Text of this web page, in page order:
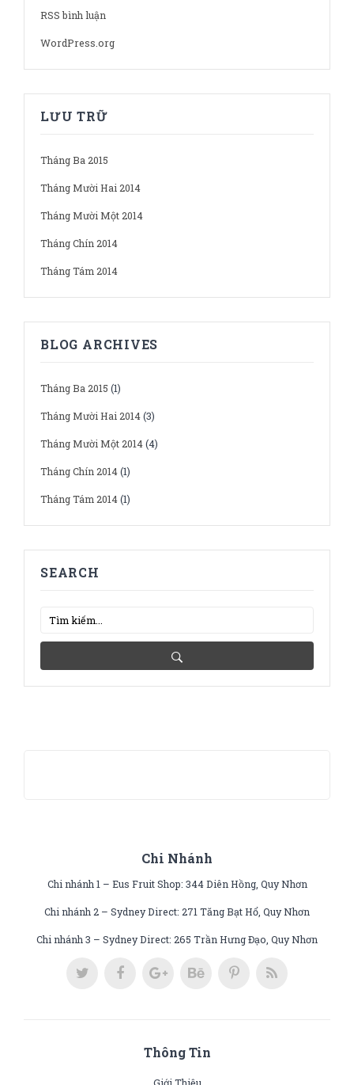
RSS bình luận
WordPress.org
LƯU TRỮ
Tháng Ba 2015
Tháng Mười Hai 2014
Tháng Mười Một 2014
Tháng Chín 2014
Tháng Tám 2014
BLOG ARCHIVES
Tháng Ba 2015 (1)
Tháng Mười Hai 2014(3)
Tháng Mười Một 2014(4)
Tháng Chín 2014(1)
Tháng Tám 2014(1)
SEARCH
Chi Nhánh
Chi nhánh 1 – Eus Fruit Shop: 344 Diên Hồng, Quy Nhơn
Chi nhánh 2 – Sydney Direct: 271 Tăng Bạt Hổ, Quy Nhơn
Chi nhánh 3 – Sydney Direct: 265 Trần Hưng Đạo, Quy Nhơn
Thông Tin